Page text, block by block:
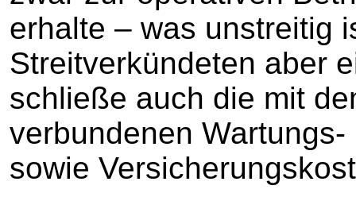
erhalte – was unstreitig
Streitverkündeten aber
schließe auch die mit
verbundenen
sowie